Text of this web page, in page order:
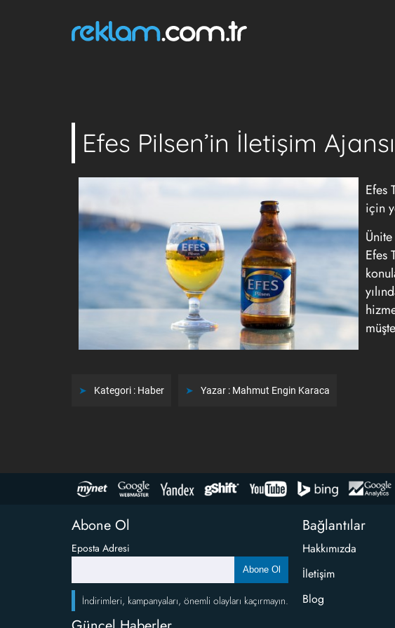
Efes Pilsen’in İletişim
Efes
için
Efes
Kategori : Haber Yazar : Mahmut Engin Karaca
Abone Ol
Eposta Adresi
Abone Ol
İndirimleri, kampanyaları, önemli olayları kaçırmayın.
Bağlantılar
Hakkımızda
İletişim
Blog